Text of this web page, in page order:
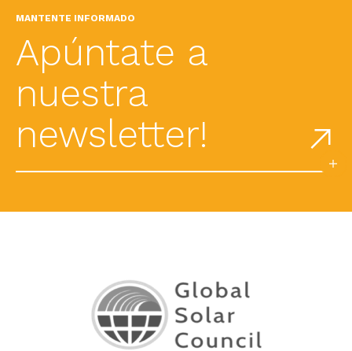
MANTENTE INFORMADO
Apúntate a
nuestra
newsletter!